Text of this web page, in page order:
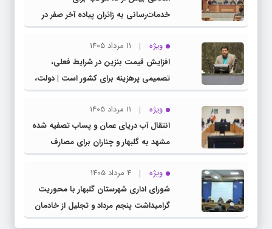
خدمات‌رسانی به زائران پیاده آخر صفر در
شهرستان چناران
ویژه
11 مرداد 1405
افزایش قیمت بنزین در شرایط فعلی،
تصمیمی پرهزینه برای کشور است | دولت،
قاچاق سوخت و عوامل اصلی ناترازی را
محدود کند، نه سفره مردم
ویژه
11 مرداد 1405
انتقال آب دریای عمان و پساب تصفیه شده
مشهد به گلبهار و چناران برای مصارف
صنعتی و کشاورزی | لزوم تسریع در اجرای
پروژه‌های قطار و آزادراه مشهد- گلبهار-
چناران
ویژه
4 مرداد 1405
شورای اداری شهرستان گلبهار با محوریت
گرامیداشت پنجم مرداد و تجلیل از خادمان
عرصه نماز برگزار شد